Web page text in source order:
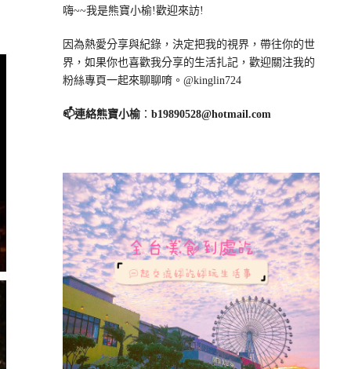
嗨~~我是熊寶小榆!歡迎來訪!
因為熱愛分享與紀錄，決定把我的視界，帶往你的世
界，如果你也喜歡我分享的生活扎記，歡迎關注我的
粉絲專頁一起來聊聊唷。@kinglin724
📫連絡熊寶小榆： b19890528@hotmail.com